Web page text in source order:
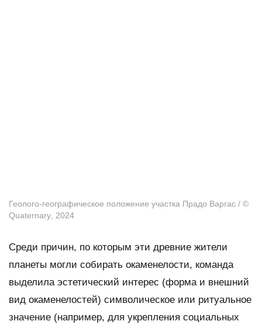
Геолого-географическое положение участка Прадо Варгас / ©
Quaternary , 2024
Среди причин, по которым эти древние жители
планеты могли собирать окаменелости, команда
выделила эстетический интерес (форма и внешний
вид окаменелостей) символическое или ритуальное
значение (например, для укрепления социальных